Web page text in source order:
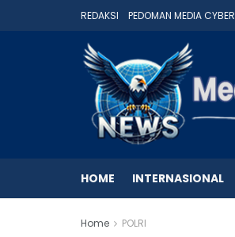
REDAKSI PEDOMAN MEDIA CYBER
HOME INTERNASIONAL
Home POLRI